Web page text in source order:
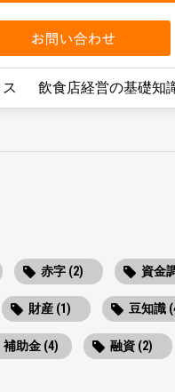
飲食店経営の基礎知
赤字 (2) 資金
財産 (1) 豆知識
補助金 (4) 融資 (2)